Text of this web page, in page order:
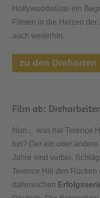
Hollywoodwüste ein
Filmen in die Herzen
auch weiterhin.
zu den Drehorten
Film ab:
Nun… was hat Terence
tun? Der ein oder
Jahre sind vorbei.
Terence Hill den Rücken
italienischen